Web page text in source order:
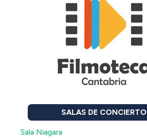
SALAS DE CONCIERTO
Sala Niagara